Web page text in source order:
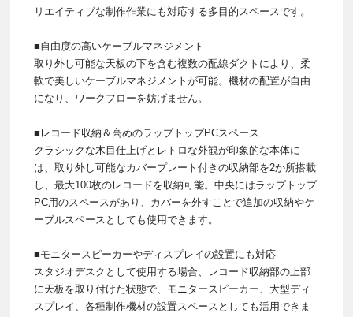
リエイティブな制作作業にも対応する多目的スペースです。
■自由度の高いケーブルマネジメント
取り外し可能な天板の下を含む複数の配線ダクトにより、柔
軟で美しいケーブルマネジメントが可能。機材の配置が自由
になり、ワークフローを妨げません。
■レコード収納＆高めのラップトップPCスペース
クラシックな木目仕上げとレトロな外観が印象的な本体に
は、取り外し可能なカバープレート付きの収納部を2か所搭載
し、最大100枚のレコードを収納可能。中央にはラップトップ
PC用のスペースがあり、カバーを外すことで追加の収納やケ
ーブルスペースとしても使用できます。
■モニタースピーカーやディスプレイの設置にも対応
スタジオデスクとして使用する場合、レコード収納部の上部
に天板を取り付けた状態で、モニタースピーカー、大型ディ
スプレイ、各種制作機材の設置スペースとしても活用できま